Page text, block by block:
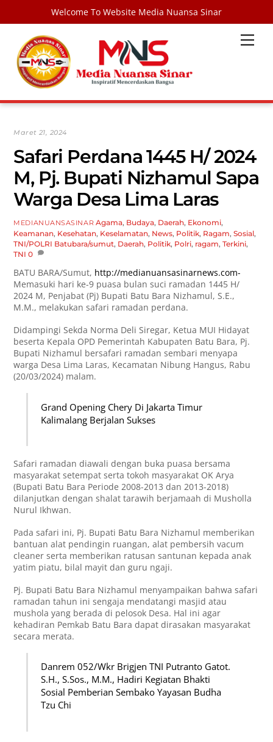
Welcome To Website Media Nuansa Sinar
content
Maret 21, 2024
Safari Perdana 1445 H/ 2024
M, Pj. Bupati Nizhamul Sapa
Warga Desa Lima Laras
MEDIANUANSASINAR Agama, Budaya, Daerah, Ekonomi,
Keamanan, Kesehatan, Keselamatan, News, Politik, Ragam,Sosial,
TNI/POLRI Batubara/sumut, Daerah, Politik, Polri, ragam,Terkini,
TNI 0
BATU BARA/Sumut, http://medianuansasinarnews.com-
Memasuki hari ke-9 puasa bulan suci ramadan 1445 H/
2024 M, Penjabat (Pj) Bupati Batu Bara Nizhamul, S.E.,
M.M., melakukan safari ramadan perdana.
Didampingi Sekda Norma Deli Siregar, Ketua MUI Hidayat
beserta Kepala OPD Pemerintah Kabupaten Batu Bara, Pj.
Bupati Nizhamul bersafari ramadan sembari menyapa
warga Desa Lima Laras, Kecamatan Nibung Hangus, Rabu
(20/03/2024) malam.
Grand Opening Chery Di Jakarta Timur
Kalimalang Berjalan Sukses
Safari ramadan diawali dengan buka puasa bersama
masyarakat setempat serta tokoh masyarakat OK Arya
(Bupati Batu Bara Periode 2008-2013 dan 2013-2018)
dilanjutkan dengan shalat tarawih berjamaah di Musholla
Nurul Ikhwan.
Pada safari ini, Pj. Bupati Batu Bara Nizhamul memberikan
bantuan alat pendingin ruangan, alat pembersih vacum
cleaner serta memberikan ratusan santunan kepada anak
yatim piatu, bilal mayit dan guru ngaji.
Pj. Bupati Batu Bara Nizhamul menyampaikan bahwa safari
ramadan tahun ini sengaja mendatangi masjid atau
mushola yang berada di pelosok Desa. Hal ini agar
kehadiran Pemkab Batu Bara dapat dirasakan masyarakat
secara merata.
Danrem 052/Wkr Brigjen TNI Putranto Gatot.
S.H., S.Sos., M.M., Hadiri Kegiatan Bhakti
Sosial Pemberian Sembako Yayasan Budha
Tzu Chi